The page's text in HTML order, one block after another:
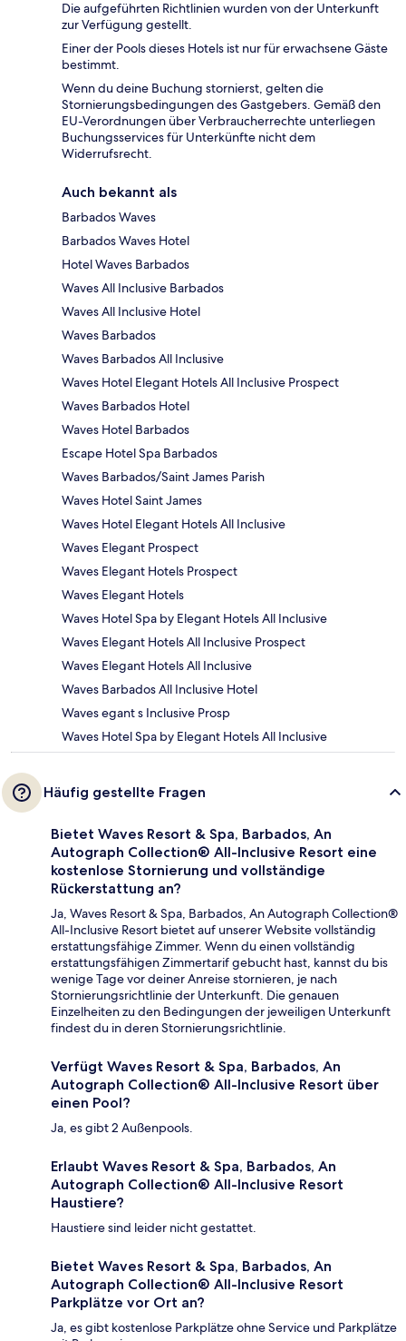
Die aufgeführten Richtlinien wurden von der Unterkunft
zur Verfügung gestellt.
Einer der Pools dieses Hotels ist nur für erwachsene Gäste
bestimmt.
Wenn du deine Buchung stornierst, gelten die
Stornierungsbedingungen des Gastgebers. Gemäß den
EU-Verordnungen über Verbraucherrechte unterliegen
Buchungsservices für Unterkünfte nicht dem
Widerrufsrecht.
Auch bekannt als
Barbados Waves
Barbados Waves Hotel
Hotel Waves Barbados
Waves All Inclusive Barbados
Waves All Inclusive Hotel
Waves Barbados
Waves Barbados All Inclusive
Waves Hotel Elegant Hotels All Inclusive Prospect
Waves Barbados Hotel
Waves Hotel Barbados
Escape Hotel Spa Barbados
Waves Barbados/Saint James Parish
Waves Hotel Saint James
Waves Hotel Elegant Hotels All Inclusive
Waves Elegant Prospect
Waves Elegant Hotels Prospect
Waves Elegant Hotels
Waves Hotel Spa by Elegant Hotels All Inclusive
Waves Elegant Hotels All Inclusive Prospect
Waves Elegant Hotels All Inclusive
Waves Barbados All Inclusive Hotel
Waves egant s Inclusive Prosp
Waves Hotel Spa by Elegant Hotels All Inclusive
Häufig gestellte Fragen
Bietet Waves Resort & Spa, Barbados, An
Autograph Collection® All-Inclusive Resort eine
kostenlose Stornierung und vollständige
Rückerstattung an?
Ja, Waves Resort & Spa, Barbados, An Autograph Collection®
All-Inclusive Resort bietet auf unserer Website vollständig
erstattungsfähige Zimmer. Wenn du einen vollständig
erstattungsfähigen Zimmertarif gebucht hast, kannst du bis
wenige Tage vor deiner Anreise stornieren, je nach
Stornierungsrichtlinie der Unterkunft. Die genauen
Einzelheiten zu den Bedingungen der jeweiligen Unterkunft
findest du in deren Stornierungsrichtlinie.
Verfügt Waves Resort & Spa, Barbados, An
Autograph Collection® All-Inclusive Resort über
einen Pool?
Ja, es gibt 2 Außenpools.
Erlaubt Waves Resort & Spa, Barbados, An
Autograph Collection® All-Inclusive Resort
Haustiere?
Haustiere sind leider nicht gestattet.
Bietet Waves Resort & Spa, Barbados, An
Autograph Collection® All-Inclusive Resort
Parkplätze vor Ort an?
Ja, es gibt kostenlose Parkplätze ohne Service und Parkplätze